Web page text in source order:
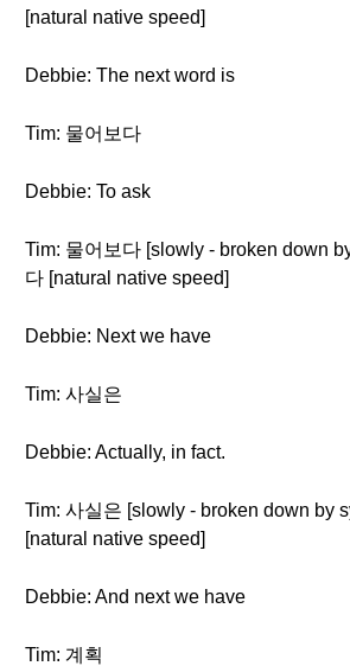
[natural native speed]
Debbie: The next word is
Tim: 물어보다
Debbie: To ask
Tim: 물어보다 [slowly - broken down
다 [natural native speed]
Debbie: Next we have
Tim: 사실은
Debbie: Actually, in fact.
Tim: 사실은 [slowly - broken down by
[natural native speed]
Debbie: And next we have
Tim: 계획